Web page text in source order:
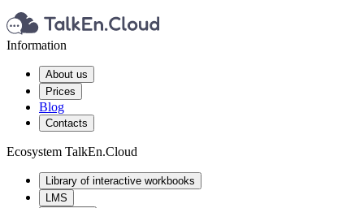
Information
About us
Prices
Blog
Contacts
Ecosystem TalkEn.Cloud
Library of interactive workbooks
LMS